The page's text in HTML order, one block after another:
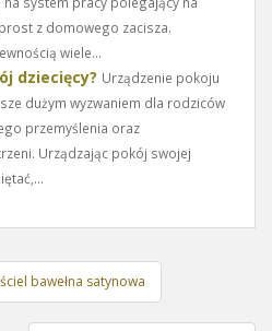
z domowego zacisza.
wiele...
dziecięcy? Urządzenie pokoju
dużym wyzwaniem dla rodziców
przemyślenia oraz
Urządzając pokój swojej
bawełna satynowa